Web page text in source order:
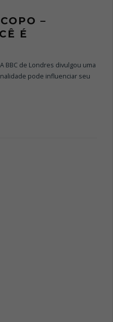
–
É
BBC de Londres divulgou uma
pode influenciar seu